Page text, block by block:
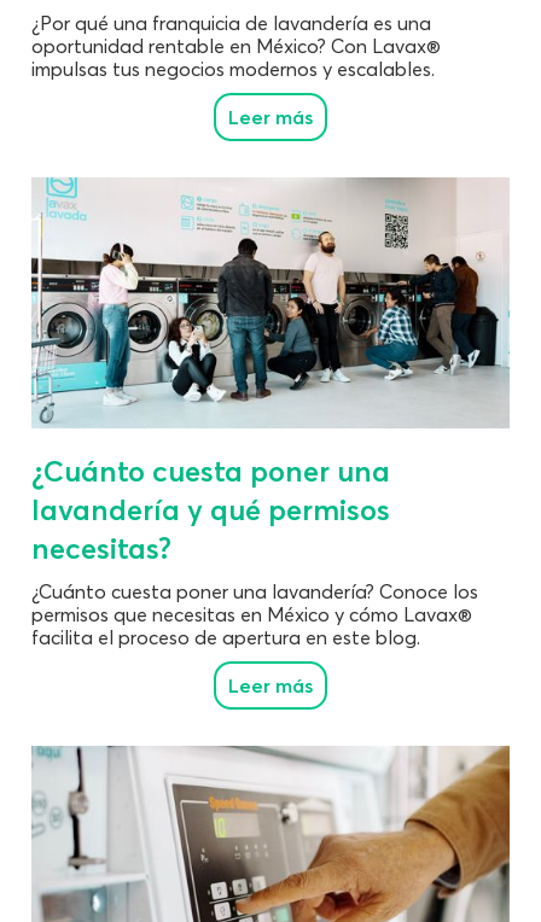
¿Por qué una franquicia de lavandería es una
oportunidad rentable en México? Con Lavax®
impulsas tus negocios modernos y escalables.
Leer más
¿Cuánto cuesta poner una
lavandería y qué permisos
necesitas?
¿Cuánto cuesta poner una lavandería? Conoce los
permisos que necesitas en México y cómo Lavax®
facilita el proceso de apertura en este blog.
Leer más